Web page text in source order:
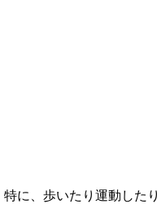
に、 歩いたり運動した